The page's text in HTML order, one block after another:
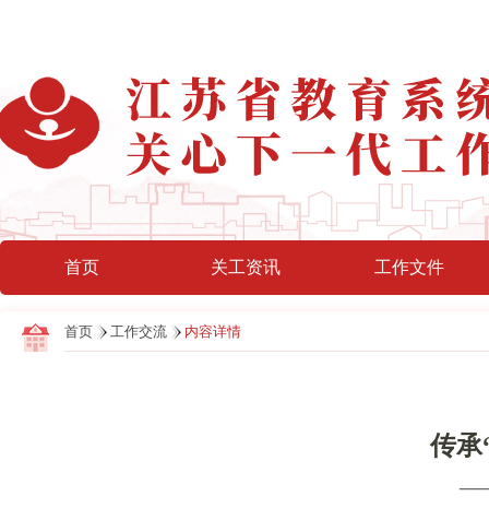
首页 关工资讯 工作文件
首页 工作交流 内容详情
传承
——